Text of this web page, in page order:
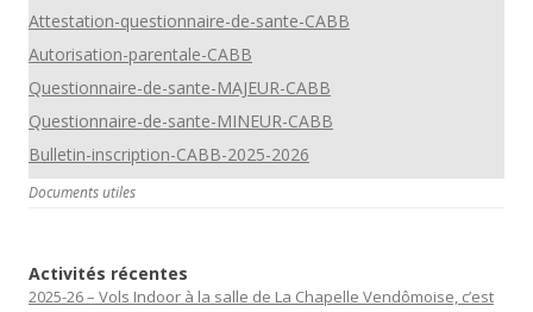
Attestation-questionnaire-de-sante-CABB
Autorisation-parentale-CABB
Questionnaire-de-sante-MAJEUR-CABB
Questionnaire-de-sante-MINEUR-CABB
Bulletin-inscription-CABB-2025-2026
Documents utiles
Activités récentes
2025-26 – Vols Indoor à la salle de La Chapelle Vendômoise, c’est